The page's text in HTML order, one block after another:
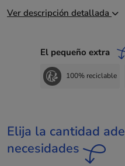
Ver descripción detallada
El pequeño extra
100% reciclable
Elija la cantidad
necesidades